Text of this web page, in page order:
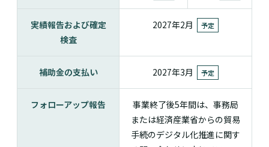
実績報告および確定
検査
2027年2月 予定
補助金の支払い 2027年3月 予定
フォローアップ報告
事業終了後5年間は、事務局
または経済産業省からの貿易
手続のデジタル化推進に関す